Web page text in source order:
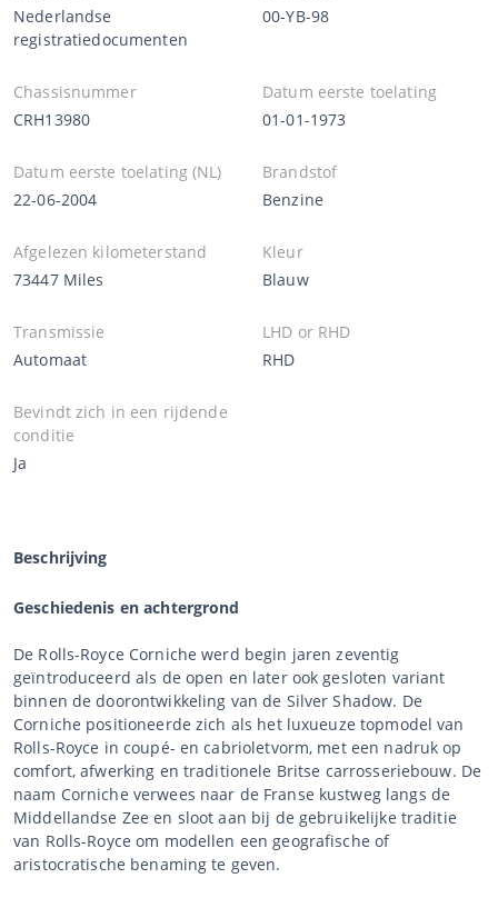
Nederlandse
registratiedocumenten
00-YB-98
Chassisnummer
CRH13980
Datum eerste toelating
01-01-1973
Datum eerste toelating (NL)
22-06-2004
Brandstof
Benzine
Afgelezen kilometerstand
73447 Miles
Kleur
Blauw
Transmissie
Automaat
LHD or RHD
RHD
Bevindt zich in een rijdende
conditie
Ja
Beschrijving
Geschiedenis en achtergrond
De Rolls-Royce Corniche werd begin jaren zeventig
geïntroduceerd als de open en later ook gesloten variant
binnen de doorontwikkeling van de Silver Shadow. De
Corniche positioneerde zich als het luxueuze topmodel van
Rolls-Royce in coupé- en cabrioletvorm, met een nadruk op
comfort, afwerking en traditionele Britse carrosseriebouw. De
naam Corniche verwees naar de Franse kustweg langs de
Middellandse Zee en sloot aan bij de gebruikelijke traditie
van Rolls-Royce om modellen een geografische of
aristocratische benaming te geven.